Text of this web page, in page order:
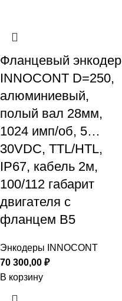
Фланцевый энкодер
INNOCONT D=250,
алюминиевый,
полый вал 28мм,
1024 имп/об, 5…
30VDC, TTL/HTL,
IP67, кабель 2м,
100/112 габарит
двигателя с
фланцем B5
Энкодеры INNOCONT
70 300,00 ₽
В корзину